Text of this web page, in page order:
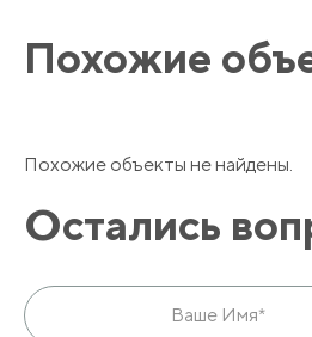
Похожие
Похожие объекты не найдены.
Остались